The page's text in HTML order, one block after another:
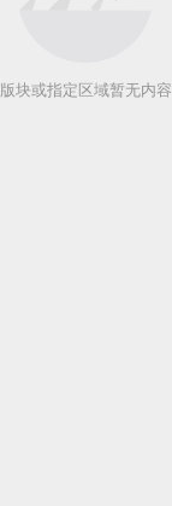
版块或指定区域暂无内容